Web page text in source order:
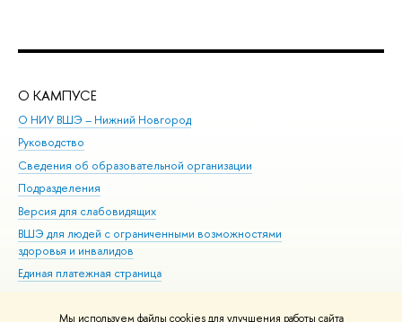
Мы используем файлы cookies для улучшения работы сайта
О КАМПУСЕ
О НИУ ВШЭ – Нижний Новгород
Руководство
Сведения об образовательной организации
Подразделения
Версия для слабовидящих
ВШЭ для людей с ограниченными возможностями
здоровья и инвалидов
Единая платежная страница